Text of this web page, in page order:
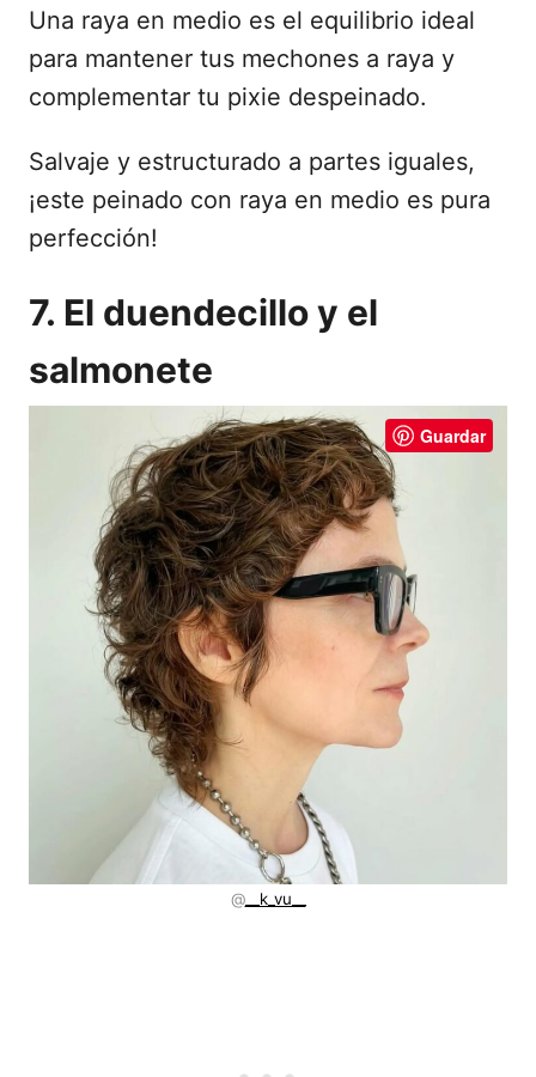
Una raya en medio es el equilibrio ideal
para mantener tus mechones a raya y
complementar tu pixie despeinado.
Salvaje y estructurado a partes iguales,
¡este peinado con raya en medio es pura
perfección!
7. El duendecillo y el
salmonete
Guardar
@__k_vu__